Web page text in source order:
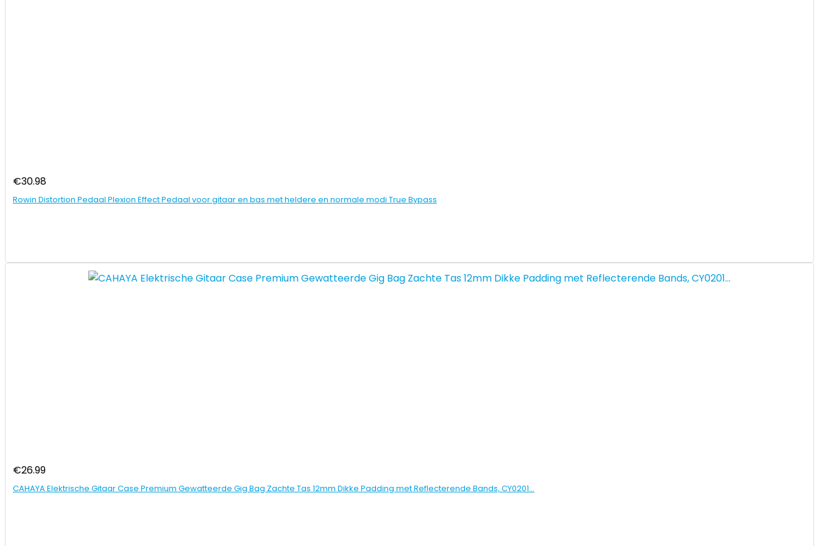
€30.98
Rowin Distortion Pedaal Plexion Effect Pedaal voor gitaar en bas met heldere en normale modi True Bypass
€26.99
CAHAYA Elektrische Gitaar Case Premium Gewatteerde Gig Bag Zachte Tas 12mm Dikke Padding met Reflecterende Bands, CY0201…